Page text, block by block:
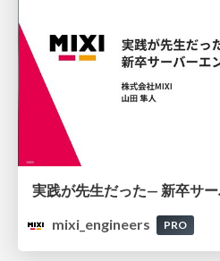
mixi_engineers
PRO